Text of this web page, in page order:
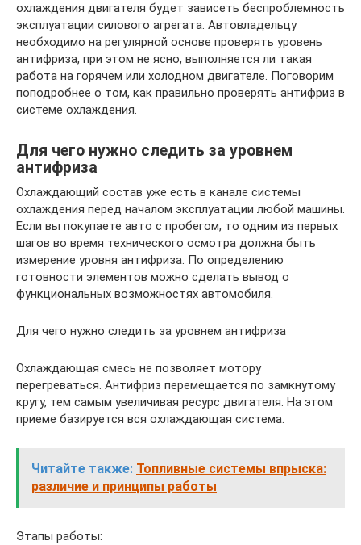
охлаждения двигателя будет зависеть беспроблемность
эксплуатации силового агрегата. Автовладельцу
необходимо на регулярной основе проверять уровень
антифриза, при этом не ясно, выполняется ли такая
работа на горячем или холодном двигателе. Поговорим
поподробнее о том, как правильно проверять антифриз в
системе охлаждения.
Для чего нужно следить за уровнем
антифриза
Охлаждающий состав уже есть в канале системы
охлаждения перед началом эксплуатации любой машины.
Если вы покупаете авто с пробегом, то одним из первых
шагов во время технического осмотра должна быть
измерение уровня антифриза. По определению
готовности элементов можно сделать вывод о
функциональных возможностях автомобиля.
Для чего нужно следить за уровнем антифриза
Охлаждающая смесь не позволяет мотору
перегреваться. Антифриз перемещается по замкнутому
кругу, тем самым увеличивая ресурс двигателя. На этом
приеме базируется вся охлаждающая система.
Читайте также: Топливные системы впрыска:
различие и принципы работы
Этапы работы: